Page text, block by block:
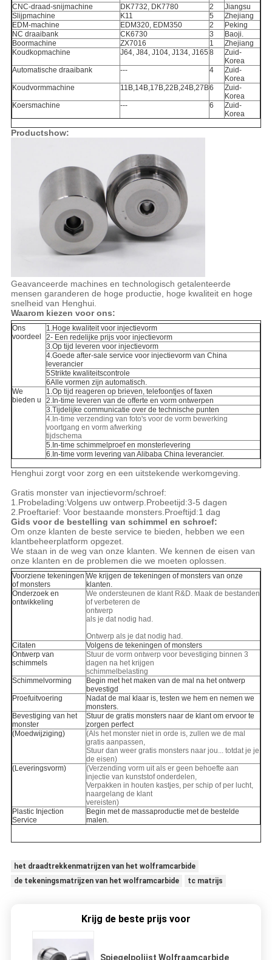
CNC-draad-snijmachine
DK7732, DK7780 2
Jiangsu
Slijpmachine
K11 5
Zhejiang
EDM-machine
EDM320, EDM350 2
Peking
NC draaibank
CK6730 3
Baoji.
Boormachine
ZX7016 1
Zhejiang
Koudkopmachine
J64, J84, J104, J134, J165 8
Zuid-
Korea
Automatische draaibank
--- 4
Zuid-
Korea
Koudvormmachine
11B,14B,17B,22B,24B,27B6
Zuid-
Korea
Koersmachine
--- 6
Zuid-
Korea
Productshow:
Geavanceerde machines en technologisch getalenteerde
mensen garanderen de hoge productie, hoge kwaliteit en hoge
snelheid van Henghui.
Waarom kiezen voor ons:
Ons
voordeel
1.Hoge kwaliteit voor injectievorm
2- Een redelijke prijs voor injectievorm
3.Op tijd leveren voor injectievorm
4.Goede after-sale service voor injectievorm van China
leverancier
5Strikte kwaliteitscontrole
6Alle vormen zijn automatisch.
We
bieden u
1.Op tijd reageren op brieven, telefoontjes of faxen
2.In-time leveren van de offerte en vorm ontwerpen
3.Tijdelijke communicatie over de technische punten
4.In-time verzending van foto's voor de vorm bewerking
voortgang en vorm afwerking
tijdschema
5.In-time schimmelproef en monsterlevering
6.In-time vorm levering van Alibaba China leverancier.
Henghui zorgt voor zorg en een uitstekende werkomgeving.
Gratis monster van injectievorm/schroef:
1.Probelading:Volgens uw ontwerp.Probeetijd:3-5 dagen
2.Proeftarief: Voor bestaande monsters.Proeftijd:1 dag
Gids voor de bestelling van schimmel en schroef:
Om onze klanten de beste service te bieden, hebben we een
klantbeheerplatform opgezet.
We staan in de weg van onze klanten. We kennen de eisen van
onze klanten en de problemen die we moeten oplossen.
Voorziene tekeningen
of monsters
We krijgen de tekeningen of monsters van onze
klanten.
Onderzoek en
ontwikkeling
We ondersteunen de klant R&D. Maak de bestanden
of verbeteren de
ontwerp
als je dat nodig had.
Ontwerp als je dat nodig had.
Citaten
Volgens de tekeningen of monsters
Ontwerp van
schimmels
Stuur de vorm ontwerp voor bevestiging binnen 3
dagen na het krijgen
schimmelbelasting
Schimmelvorming
Begin met het maken van de mal na het ontwerp
bevestigd
Proefuitvoering
Nadat de mal klaar is, testen we hem en nemen we
monsters.
Bevestiging van het
monster
Stuur de gratis monsters naar de klant om ervoor te
zorgen perfect
(Moedwijziging)
(Als het monster niet in orde is, zullen we de mal
gratis aanpassen,
Stuur dan weer gratis monsters naar jou... totdat je je
de eisen)
(Leveringsvorm)
(Verzending vorm uit als er geen behoefte aan
injectie van kunststof onderdelen,
Verpakken in houten kastjes, per schip of per lucht,
naargelang de klant
vereisten)
Plastic Injection
Service
Begin met de massaproductie met de bestelde
malen.
het draadtrekkenmatrijzen van het wolframcarbide
de tekeningsmatrijzen van het wolframcarbide
tc matrijs
Krijg de beste prijs voor
Spiegelpolijst Wolfraamcarbide